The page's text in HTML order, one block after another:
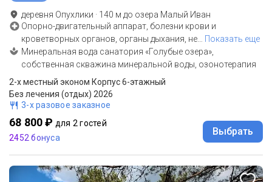
деревня Опухлики · 140 м до озера Малый Иван
Опорно-двигательный аппарат, болезни крови и
кроветворных органов, органы дыхания, не… Показать еще
Минеральная вода санатория «Голубые озера»,
собственная скважина минеральной воды, озонотерапия
2-x местный эконом Корпус 6-этажный
Без лечения (отдых) 2026
3-х разовое заказное
68 800 ₽ для 2 гостей
2452 бонуса
Выбрать